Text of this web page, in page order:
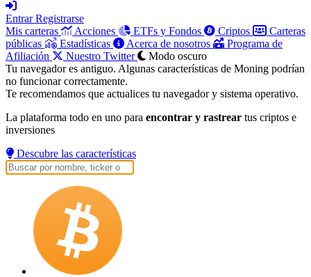
Entrar Registrarse
Mis carteras
Acciones ETFs y Fondos Criptos
Carteras
públicas
Estadísticas Acerca de nosotros
Programa de
Afiliación
Nuestro Twitter
Modo oscuro
Tu navegador es antiguo. Algunas características de Moning podrían
no funcionar correctamente.
Te recomendamos que actualices tu navegador y sistema operativo.
La plataforma todo en uno para encontrar y rastrear tus criptos e
inversiones
Descubre las características